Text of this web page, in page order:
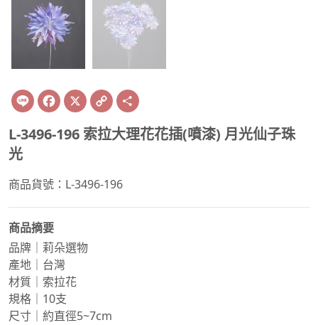
Line Facebook
X Copy
Link
L-3496-196 索拉大理花花插(噴漆) 月光仙子珠
光
商品貨號：L-3496-196
商品摘要
品牌｜莉朵選物
產地｜台灣
材質｜索拉花
規格｜10支
尺寸｜約直徑5~7cm